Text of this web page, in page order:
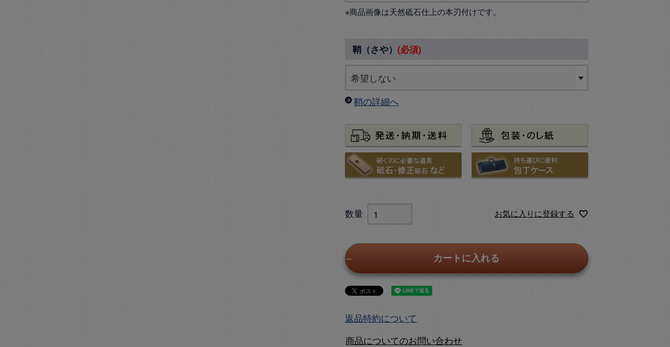
※商品画像は天然砥石仕上の本刃付けです。
鞘（さや）(必須)
鞘の詳細へ
お気に入りに登録する
カートに入れる
返品特約について
商品についてのお問い合わせ